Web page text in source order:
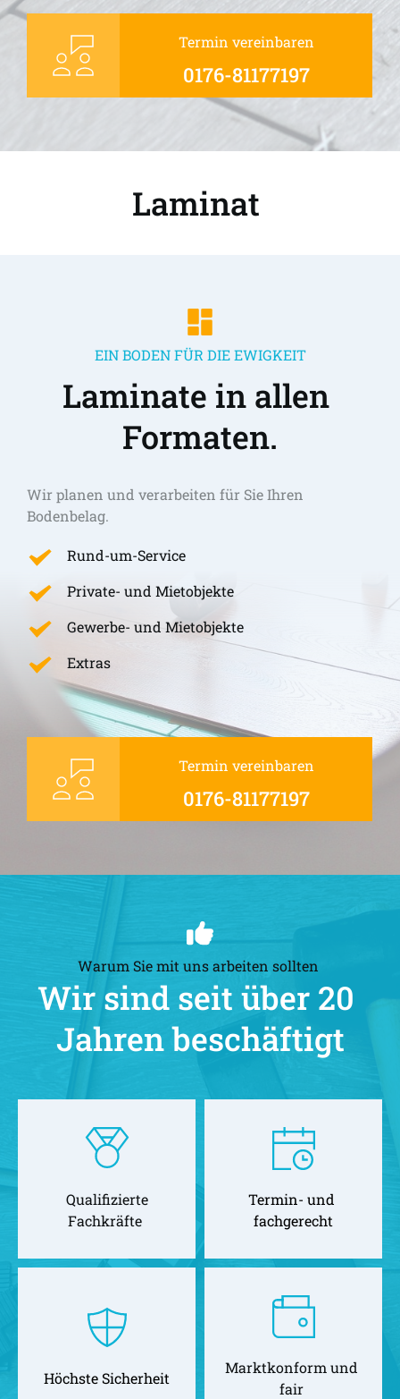
Termin vereinbaren
0176-81177197
Laminat
EIN BODEN FÜR DIE EWIGKEIT
Laminate in allen
Formaten.
Wir planen und verarbeiten für Sie Ihren
Bodenbelag.
Rund-um-Service
Private- und Mietobjekte
Gewerbe- und Mietobjekte
Extras
Termin vereinbaren
0176-81177197
Warum Sie mit uns arbeiten sollten
Wir sind seit über 20
Jahren beschäftigt
Qualifizierte
Fachkräfte
Termin- und
fachgerecht
Höchste Sicherheit
Marktkonform und
fair